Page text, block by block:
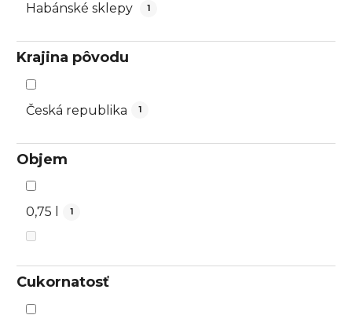
Habánské sklepy 1
Krajina pôvodu
Česká republika 1
Objem
0,75 l 1
Cukornatosť